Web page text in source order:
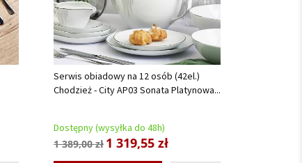
Serwis obiadowy na 12 osób (42el.)
Chodzież - City AP03 Sonata Platynowa...
Dostępny (wysyłka do 48h)
1 389,00 zł 1 319,55 zł